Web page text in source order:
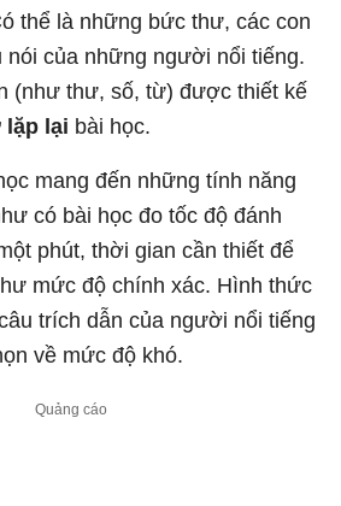
thể là những bức thư, các con
của những người nổi tiếng.
(như thư, số, từ) được thiết kế
lặp lại bài học.
mang đến những tính năng
có bài học đo tốc độ đánh
phút, thời gian cần thiết để
mức độ chính xác. Hình thức
trích dẫn của người nổi tiếng
về mức độ khó.